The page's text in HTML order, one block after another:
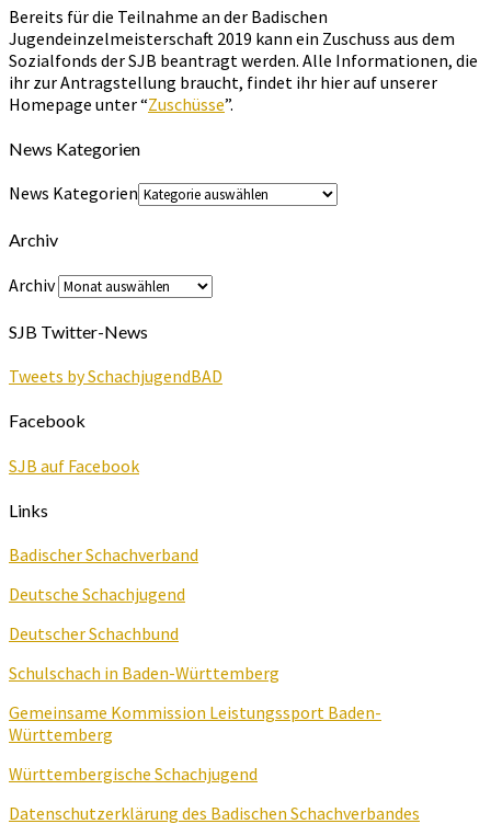
Bereits für die Teilnahme an der Badischen
Jugendeinzelmeisterschaft 2019 kann ein Zuschuss aus dem
Sozialfonds der SJB beantragt werden. Alle Informationen, die
ihr zur Antragstellung braucht, findet ihr hier auf unserer
Homepage unter “Zuschüsse”.
News Kategorien
News Kategorien
Archiv
Archiv
SJB Twitter-News
Tweets by SchachjugendBAD
Facebook
SJB auf Facebook
Links
Badischer Schachverband
Deutsche Schachjugend
Deutscher Schachbund
Schulschach in Baden-Württemberg
Gemeinsame Kommission Leistungssport Baden-
Württemberg
Württembergische Schachjugend
Datenschutzerklärung des Badischen Schachverbandes